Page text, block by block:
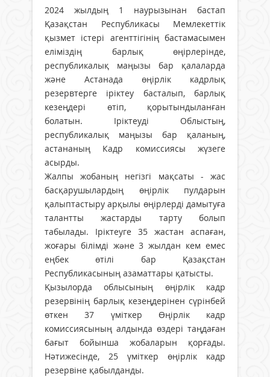
2024 жылдың 1 наурызынан бастап
Қазақстан Республикасы Мемлекеттік
қызмет істері агенттігінің бастамасымен
еліміздің барлық өңірлерінде,
республикалық маңызы бар қалаларда
және Астанада өңірлік кадрлық
резервтерге іріктеу басталып, барлық
кезеңдері өтіп, қорытындыланған
болатын. Іріктеуді Облыстың,
республикалық маңызы бар қаланың,
астананың Кадр комиссиясы жүзеге
асырды.
Жалпы жобаның негізгі мақсаты - жас
басқарушылардың өңірлік пулдарын
қалыптастыру арқылы өңірлерді дамытуға
талантты жастарды тарту болып
табылады. Іріктеуге 35 жастан аспаған,
жоғары білімді жəне 3 жылдан кем емес
еңбек өтілі бар Қазақстан
Республикасының азаматтары қатысты.
Қызылорда облысының өңірлік кадр
резервінің барлық кезеңдерінен сүрінбей
өткен 37 үміткер Өңірлік кадр
комиссиясының алдында өздері таңдаған
бағыт бойынша жобаларын қорғады.
Нәтижесінде, 25 үміткер өңірлік кадр
резервіне қабылданды.